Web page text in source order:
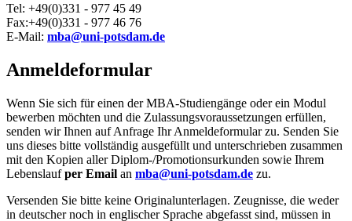
Tel: +49(0)331 - 977 45 49
Fax:+49(0)331 - 977 46 76
E-Mail: mba@uni-potsdam.de
Anmeldeformular
Wenn Sie sich für einen der MBA-Studiengänge oder ein Modul
bewerben möchten und die Zulassungsvoraussetzungen erfüllen,
senden wir Ihnen auf Anfrage Ihr Anmeldeformular zu. Senden Sie
uns dieses bitte vollständig ausgefüllt und unterschrieben zusammen
mit den Kopien aller Diplom-/Promotionsurkunden sowie Ihrem
Lebenslaufper Email an mba@uni-potsdam.de zu.
Versenden Sie bitte keine Originalunterlagen. Zeugnisse, die weder
in deutscher noch in englischer Sprache abgefasst sind, müssen in